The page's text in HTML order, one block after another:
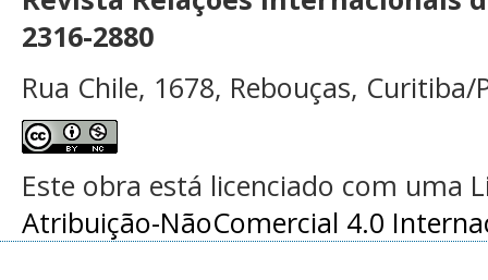
2316-2880
Rua Chile, 1678, Rebouças, Curitiba/
Este obra está licenciado com uma
Atribuição-NãoComercial 4.0